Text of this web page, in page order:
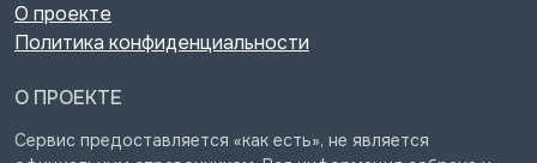
О проекте
Политика конфиденциальности
О ПРОЕКТЕ
Сервис предоставляется «как есть», не является